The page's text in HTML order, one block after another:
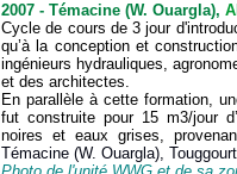
2007 - Témacine (W. Ouargla),
Cycle de cours de 3 jour
qu’à la conception et
ingénieurs hydrauliques,
et des architectes.
En parallèle à cette formation,
fut construite pour 15 m3/jour
noires et eaux grises,
Témacine (W. Ouargla),